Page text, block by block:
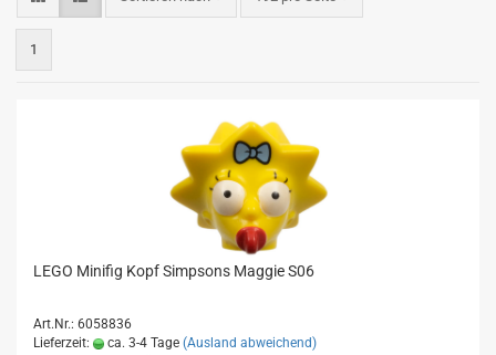
1
LEGO Minifig Kopf Simpsons Maggie S06
Art.Nr.: 6058836
Lieferzeit:
ca. 3-4 Tage (Ausland abweichend)